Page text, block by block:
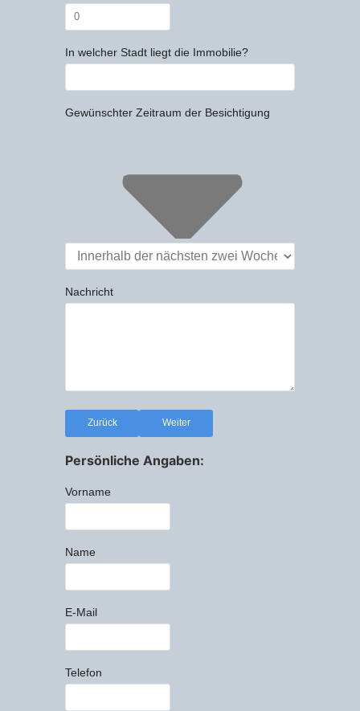
In welcher Stadt liegt die Immobilie?
Gewünschter Zeitraum der Besichtigung
Nachricht
Zurück Weiter
Persönliche Angaben:
Vorname
Name
E-Mail
Telefon